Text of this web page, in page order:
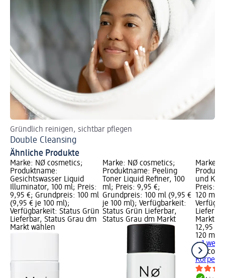
Gründlich reinigen, sichtbar pflegen
Double Cleansing
Ähnliche Produkte
Marke: NØ cosmetics;
Produktname:
Gesichtswasser Liquid
Illuminator, 100 ml; Preis:
9,95 €; Grundpreis: 100 ml
(9,95 € je 100 ml);
Verfügbarkeit: Status Grün
Lieferbar, Status Grau dm
Markt wählen
Marke: NØ cosmetics;
Produktname: Peeling
Toner Liquid Refiner, 100
ml; Preis: 9,95 €;
Grundpreis: 100 ml (9,95 €
je 100 ml); Verfügbarkeit:
Status Grün Lieferbar,
Status Grau dm Markt
Marke:
und
Preis:
120 ml
Markt
12,95 €
120 ml
+ 1
NØ